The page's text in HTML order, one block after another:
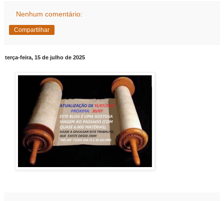
Nenhum comentário:
Compartilhar
terça-feira, 15 de julho de 2025